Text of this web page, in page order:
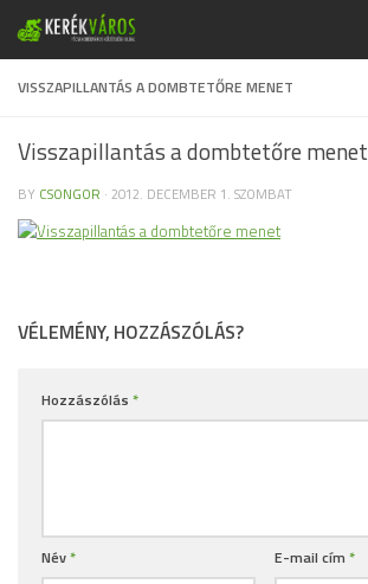
Skip to content
VISSZAPILLANTÁS A DOMBTETŐRE MENET
Visszapillantás a dombtetőre menet
BY CSONGOR · 2012. DECEMBER 1. SZOMBAT
VÉLEMÉNY, HOZZÁSZÓLÁS?
Hozzászólás *
Név* E-mail cím *